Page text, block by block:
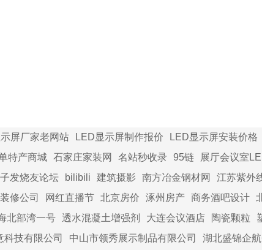
屏厂家老网站 LED显示屏制作报价 LED显示屏安装价格
特产商城 石家庄家装网 名站秒收录 95链 展厅会议室
发烧友论坛 bilibili 建筑摄影 南方冶金钢材网 江苏紫外
修公司 网红直播节 北京房价 涿州房产 商务酒吧设计
北部湾一号 透水混凝土增强剂 大连会议酒店 陶瓷颗粒
科技有限公司 中山市领秀展示制品有限公司 湖北盛锦企